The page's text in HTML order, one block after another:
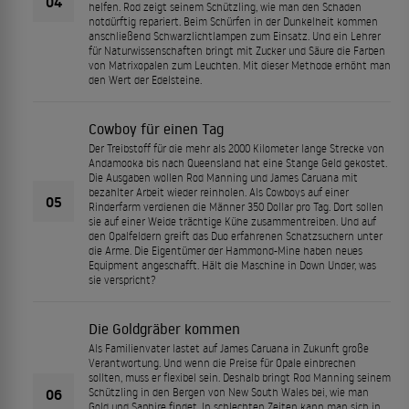
helfen. Rod zeigt seinem Schützling, wie man den Schaden
notdürftig repariert. Beim Schürfen in der Dunkelheit kommen
anschließend Schwarzlichtlampen zum Einsatz. Und ein Lehrer
für Naturwissenschaften bringt mit Zucker und Säure die Farben
von Matrixopalen zum Leuchten. Mit dieser Methode erhöht man
den Wert der Edelsteine.
05
Cowboy für einen Tag
Der Treibstoff für die mehr als 2000 Kilometer lange Strecke von
Andamooka bis nach Queensland hat eine Stange Geld gekostet.
Die Ausgaben wollen Rod Manning und James Caruana mit
bezahlter Arbeit wieder reinholen. Als Cowboys auf einer
Rinderfarm verdienen die Männer 350 Dollar pro Tag. Dort sollen
sie auf einer Weide trächtige Kühe zusammentreiben. Und auf
den Opalfeldern greift das Duo erfahrenen Schatzsuchern unter
die Arme. Die Eigentümer der Hammond-Mine haben neues
Equipment angeschafft. Hält die Maschine in Down Under, was
sie verspricht?
06
Die Goldgräber kommen
Als Familienvater lastet auf James Caruana in Zukunft große
Verantwortung. Und wenn die Preise für Opale einbrechen
sollten, muss er flexibel sein. Deshalb bringt Rod Manning seinem
Schützling in den Bergen von New South Wales bei, wie man